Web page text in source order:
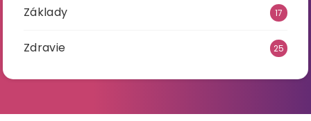
Základy 17
Zdravie 25